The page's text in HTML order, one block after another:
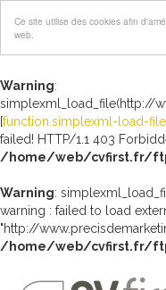
Ce site utilise des cookies afin
web.
Warning:
simplexml_load_file(http://
[function.simplexml-load-
failed! HTTP/1.1 403
/home/web/cvfirst.fr/
Warning:
warning : failed to load
"http://
/home/web/cvfirst.fr/